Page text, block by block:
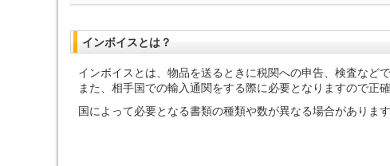
インボイスとは？
インボイスとは、物品を送るときに税関への申告、検査など
また、相手国での輸入通関をする際に必要となりますので正
国によって必要となる書類の種類や数が異なる場合がありま